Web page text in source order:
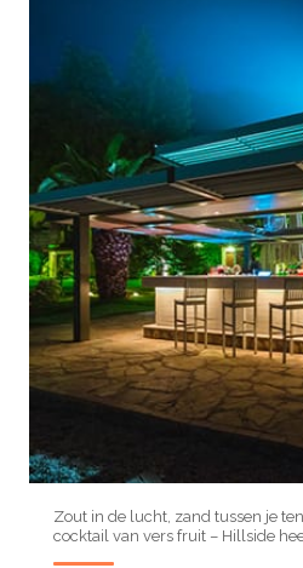
Zout in de lucht, zand tussen je
cocktail van vers fruit – Hillside